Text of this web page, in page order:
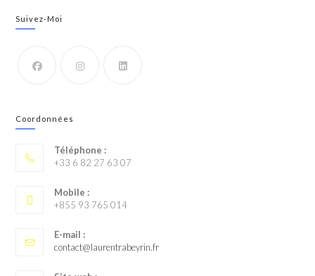
Suivez-Moi
Coordonnées
Téléphone :
+33 6 82 27 63 07
Mobile :
+855 93 765 014
E-mail :
contact@laurentrabeyrin.fr